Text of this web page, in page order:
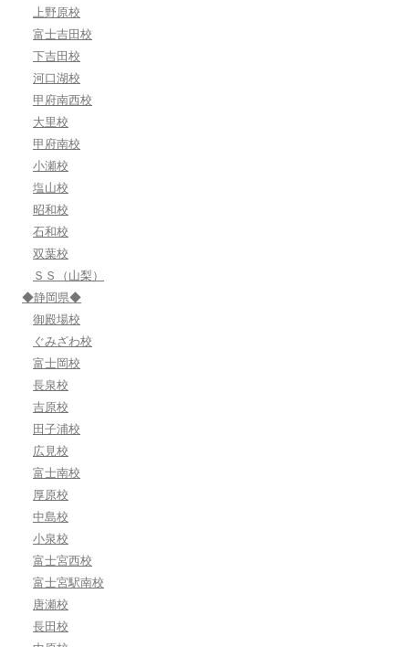
上野原校
富士吉田校
下吉田校
河口湖校
甲府南西校
大里校
甲府南校
小瀬校
塩山校
昭和校
石和校
双葉校
ＳＳ（山梨）
◆静岡県◆
御殿場校
ぐみざわ校
富士岡校
長泉校
吉原校
田子浦校
広見校
富士南校
厚原校
中島校
小泉校
富士宮西校
富士宮駅南校
唐瀬校
長田校